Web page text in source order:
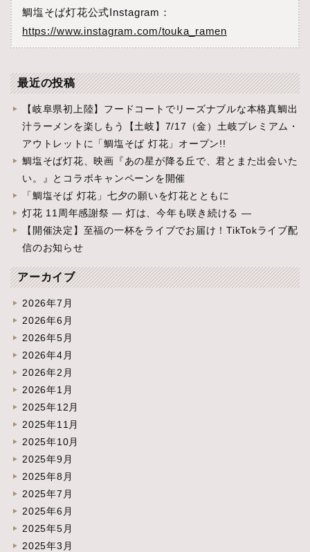
鯛塩そば灯花公式Instagram：
https://www.instagram.com/touka_ramen
最近の投稿
【岐阜県初上陸】フードコートでリーズナブルな本格真鯛出
汁ラーメンを楽しもう【土岐】7/17（金）土岐プレミアム・
アウトレットに「鯛塩そば 灯花」オープン!!
鯛塩そば灯花、映画『あの星が降る丘で、君とまた出会いた
い。』とコラボキャンペーンを開催
「鯛塩そば 灯花」七夕の願いを灯花とともに
灯花 11周年感謝祭 ― 灯は、今年も咲き続ける ―
【開催決定】至福の一杯をライブでお届け！TikTokライブ配
信のお知らせ
アーカイブ
2026年7月
2026年6月
2026年5月
2026年4月
2026年2月
2026年1月
2025年12月
2025年11月
2025年10月
2025年9月
2025年8月
2025年7月
2025年6月
2025年5月
2025年3月